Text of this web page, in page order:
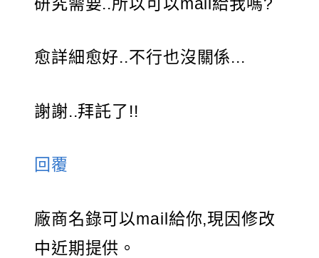
愈詳細愈好..不行也沒關係...
謝謝..拜託了!!
回覆
廠商名錄可以mail給你,現因修改
中近期提供。